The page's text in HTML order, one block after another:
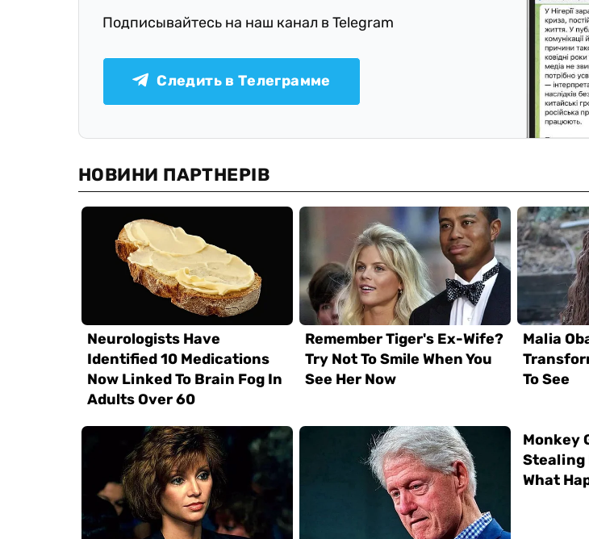
Подписывайтесь на наш канал в Telegram
Следить в Телеграмме